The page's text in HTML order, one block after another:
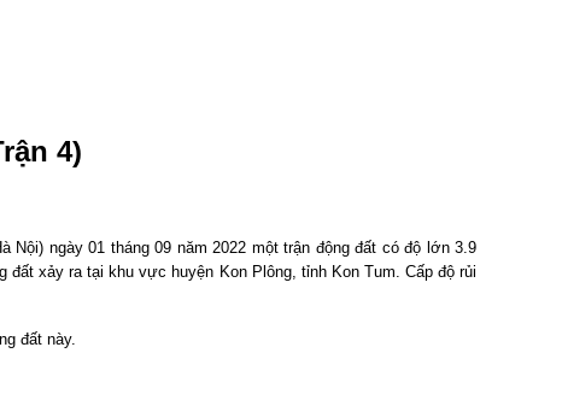
4)
Nội) ngày 01 tháng 09 năm 2022 một trận động đất có độ lớn3.9
đất xảy ra tại khu vực huyện Kon Plông, tỉnh Kon Tum. Cấp độ rủi
đất này.